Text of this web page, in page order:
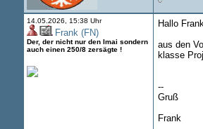
14.05.2026, 15:38 Uhr
Frank (FN)
Der, der nicht nur den Imai sondern
auch einen 250/8 zersägte !
Hallo
aus den
klasse
--
Gruß
Frank